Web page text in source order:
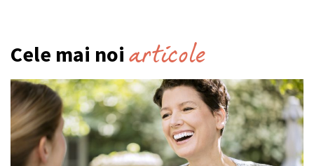
Cele mai noi articole